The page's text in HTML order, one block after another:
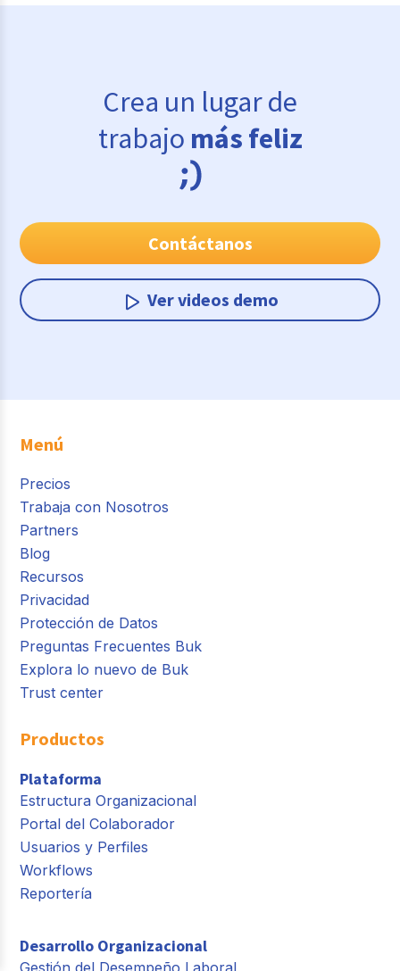
Crea un lugar de
trabajo más feliz
Contáctanos
Ver videos demo
Menú
Precios
Trabaja con Nosotros
Partners
Blog
Recursos
Privacidad
Protección de Datos
Preguntas Frecuentes Buk
Explora lo nuevo de Buk
Trust center
Productos
Plataforma
Estructura Organizacional
Portal del Colaborador
Usuarios y Perfiles
Workflows
Reportería
Desarrollo Organizacional
Gestión del Desempeño Laboral